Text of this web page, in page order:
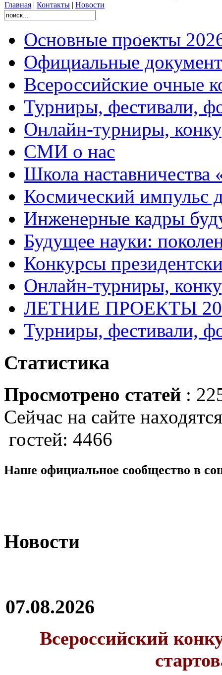
Главная | Контакты | Новости
Основные проекты
Официальные
Всероссийские очные
Турниры, фестивали,
Онлайн-турниры,
СМИ о нас
Школа
Космический импульс
Инженерные кадры
Будущее науки:
Конкурсы
Онлайн-турниры,
ЛЕТНИЕ ПРОЕКТЫ
Турниры, фестивали,
Статистика
Просмотрено статей :
Сейчас на сайте
гостей: 4466
Наше официальное сообщество в
Новости
07.08.2026
Всероссийский